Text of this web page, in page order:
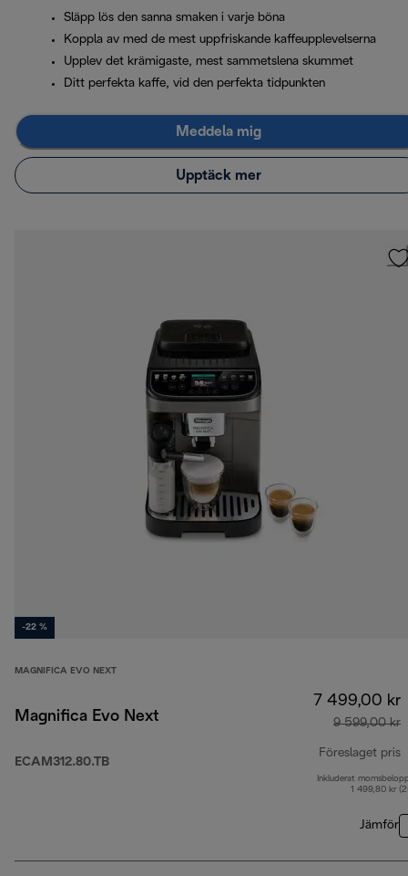
Släpp lös den sanna smaken i varje böna
Koppla av med de mest uppfriskande kaffeupplevelserna
Upplev det krämigaste, mest sammetslena skummet
Ditt perfekta kaffe, vid den perfekta tidpunkten
Meddela mig
Upptäck mer
-22 %
MAGNIFICA EVO NEXT
Magnifica Evo Next
ECAM312.80.TB
7 499,00 kr
9 599,00 kr
Föreslaget pris
Inkluderat
1 499,80 kr
Jämför